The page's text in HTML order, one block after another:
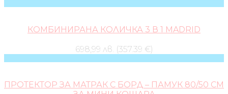
КОМБИНИРАНА КОЛИЧКА 3 В 1 MADRID
698,99 лв. (357.39 €)
ПРОТЕКТОР ЗА МАТРАК С БОРД – ПАМУК 80/50 СМ